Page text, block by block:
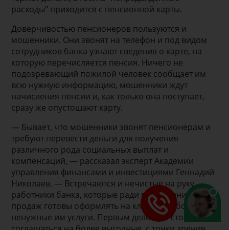
расходы" приходится с пенсионной карты.
Доверчивостью пенсионеров пользуются и
мошенники. Они звонят на телефон и под видом
сотрудников банка узнают сведения о карте, на
которую перечисляется пенсия. Ничего не
подозревающий пожилой человек сообщает им
всю нужную информацию, мошенники ждут
начисления пенсии и, как только она поступает,
сразу же опустошают карту.
— Бывает, что мошенники звонят пенсионерам и
требуют перевести деньги для получения
различного рода социальных выплат и
компенсаций, — рассказал эксперт Академии
управления финансами и инвестициями Геннадий
Николаев. — Встречаются и нечистые на руку
работники банка, которые ради выполнения плана
продаж готовы оформлять на клиентов абсолютно
ненужные им услуги. Первым делом не стоит